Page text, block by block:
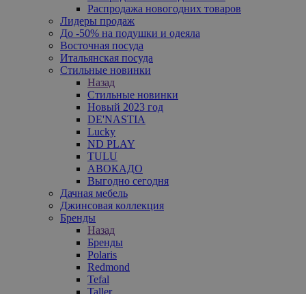
Распродажа новогодних товаров
Лидеры продаж
До -50% на подушки и одеяла
Восточная посуда
Итальянская посуда
Стильные новинки
Назад
Стильные новинки
Новый 2023 год
DE'NASTIA
Lucky
ND PLAY
TULU
АВОКАДО
Выгодно сегодня
Дачная мебель
Джинсовая коллекция
Бренды
Назад
Бренды
Polaris
Redmond
Tefal
Taller